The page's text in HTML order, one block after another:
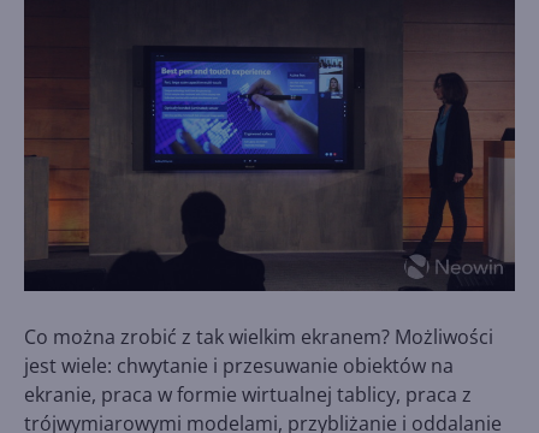
Co można zrobić z tak wielkim ekranem? Możliwości
jest wiele: chwytanie i przesuwanie obiektów na
ekranie, praca w formie wirtualnej tablicy, praca z
trójwymiarowymi modelami, przybliżanie i oddalanie